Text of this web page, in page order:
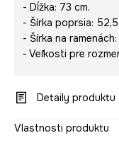
- Dĺžka: 73 cm.
- Šírka poprsia: 52,5
- Šírka na
- Veľkosti pre
Detaily produktu
Vlastnosti produktu